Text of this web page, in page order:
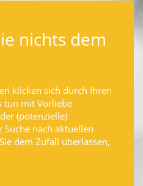
nichts dem
klicken sich durch Ihren
tun mit Vorliebe
(potenzielle)
nach aktuellen
dem Zufall überlassen,